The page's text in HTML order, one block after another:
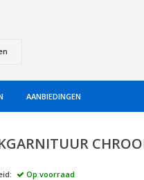
AANBIEDINGEN
Op voorraad